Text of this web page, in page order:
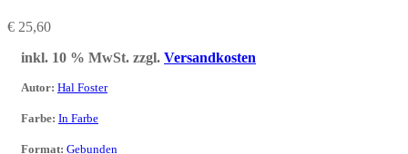
€ 25,60
inkl. 10 % MwSt. zzgl. Versandkosten
Autor: Hal Foster
Farbe: In Farbe
Format: Gebunden